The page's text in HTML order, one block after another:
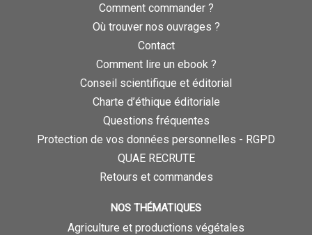
Comment commander ?
Où trouver nos ouvrages ?
Contact
Comment lire un ebook ?
Conseil scientifique et éditorial
Charte d’éthique éditoriale
Questions fréquentes
Protection de vos données personnelles - RGPD
QUAE RECRUTE
Retours et commandes
NOS THÉMATIQUES
Agriculture et productions végétales